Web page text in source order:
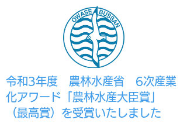
​令和3年度 農林水産省 6次産業
化アワード「農林水産大臣賞」
（最高賞）を受賞いたしました